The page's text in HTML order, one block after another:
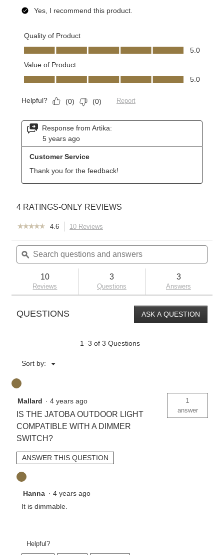
☆☆☆☆☆
☆☆☆☆☆
out
of
5
Read
for
lantern
4.6 10 Reviews
will
navigate
to
reviews.
Search
questions
and
ϙ
10
Reviews
3
Questions
3
Answers
QUESTIONS ASK A QUESTION
1–3 of 3 Questions
Sort by: ▼
Menu
Mallard · 4 years ago
IS THE JATOBA OUTDOOR LIGHT
COMPATIBLE WITH A DIMMER
SWITCH?
1
answer
ANSWER THIS QUESTION
Hanna · 4 years ago
It is dimmable.
Helpful?